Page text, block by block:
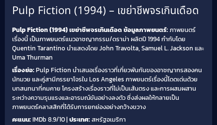
Pulp Fiction (1994) – เขย่าชีพจรเกินเดือด
Pulp Fiction (1994) เขย่าชีพจรเกินเดือด ข้อมูลภาพยนตร์:ภาพยนตร์
เรื่องนี้ เป็นภาพยนตร์แนวอาชญากรรม/ดราม่า ผลิตปี 1994 กำกับโดย
Quentin Tarantino นำแสดงโดย John Travolta, Samuel L. Jackson และ
Uma Thurman
เรื่องย่อ:Pulp Fiction นำเสนอเรื่องราวที่เกี่ยวพันกันของอาชญากรสองคน
นักมวย และคู่สามีภรรยาโจรใน Los Angeles ภาพยนตร์เรื่องนี้โดดเด่นด้วย
บทสนทนาที่คมคาย โครงสร้างเรื่องราวที่ไม่เป็นเส้นตรง และการผสมผสาน
ระหว่างความรุนแรงและอารมณ์ขันอย่างลงตัว ซึ่งส่งผลให้กลายเป็น
ภาพยนตร์คลาสสิกที่ได้รับการยกย่องอย่างกว้างขวาง
คะแนน:IMDb 8.9/10 | ประเทศ:สหรัฐอเมริกา